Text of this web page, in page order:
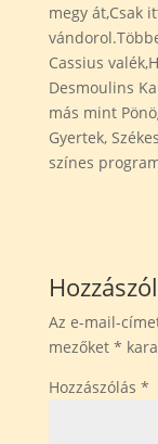
megy át,Csak
Cassius
Desmoulins
más mint
Gyertek,
színes
Az e-mail-
mezőket *
Hozzászólás *